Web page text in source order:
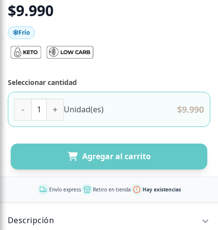
$9.990
Frío
Seleccionar cantidad
Unidad(es) $9.990
Agregar al carrito
Envío express Retiro en tienda Hay existencias
Descripción